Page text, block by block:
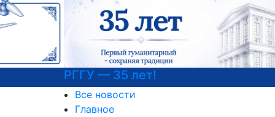
РГГУ — 35 лет!
Все новости
Главное